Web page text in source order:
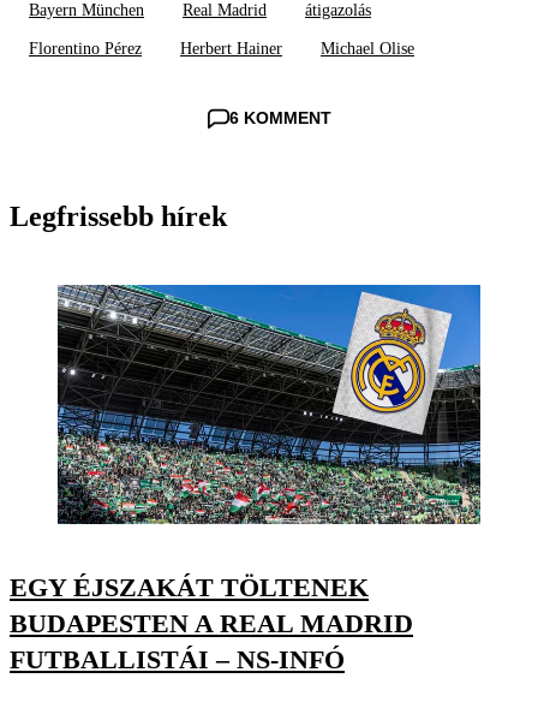
Bayern München Real Madrid átigazolás
Florentino Pérez Herbert Hainer Michael Olise
6 KOMMENT
Legfrissebb hírek
EGY ÉJSZAKÁT TÖLTENEK
BUDAPESTEN A REAL MADRID
FUTBALLISTÁI – NS-INFÓ